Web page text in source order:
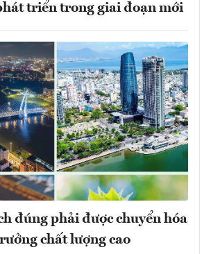
triển trong giai đoạn mới
đúng phải được chuyển hóa
chất lượng cao